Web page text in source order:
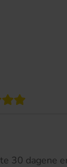
30 dagene